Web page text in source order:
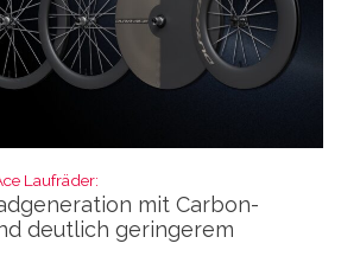
Laufräder:
mit Carbon-
deutlich geringerem